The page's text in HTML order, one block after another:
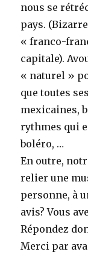
nous se
pays.
« franco-
capitale).
« naturel »
que toutes
mexicaines,
rythmes qui
boléro, …
En outre,
relier une
personne, à
avis? Vous
Répondez
Merci par